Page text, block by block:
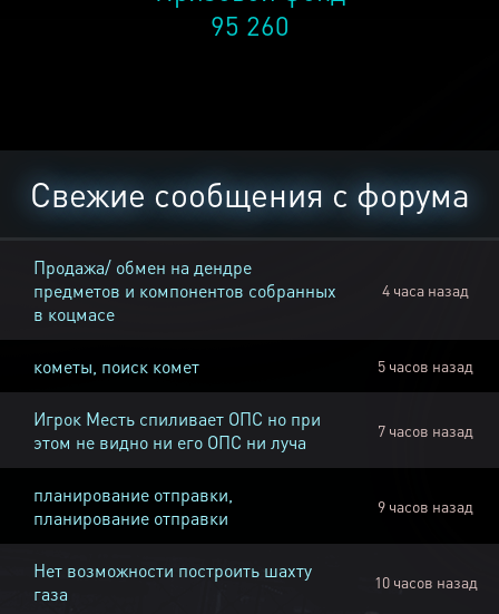
95 260
Свежие сообщения с форума
Продажа/ обмен на дендре
предметов и компонентов собранных
в коцмасе
4 часа назад
кометы, поиск комет 5 часов назад
Игрок Месть спиливает ОПС но при
этом не видно ни его ОПС ни луча
7 часов назад
планирование отправки,
планирование отправки
9 часов назад
Нет возможности построить шахту
газа
10 часов назад